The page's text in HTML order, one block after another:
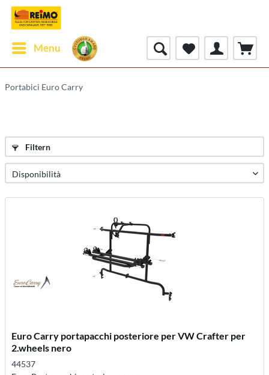
Menu
Portabici Euro Carry
Filtern
Euro Carry portapacchi posteriore per VW Crafter per
2.wheels nero
44537